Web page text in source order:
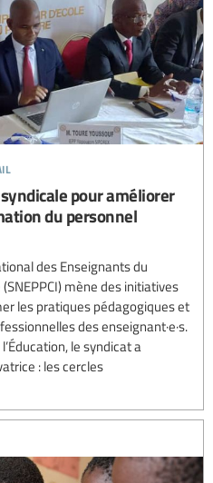
pour améliorer
du personnel
des Enseignants du
mène des initiatives
les pratiques pédagogiques et
des enseignant·e·s.
le syndicat a
: les cercles